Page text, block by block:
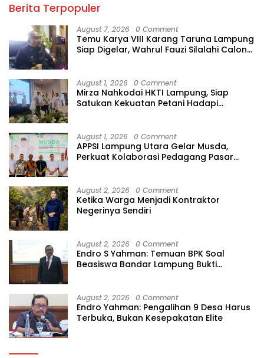
Berita Terpopuler
August 7, 2026 0 Comment
Temu Karya VIII Karang Taruna Lampung
Siap Digelar, Wahrul Fauzi Silalahi Calon
August 1, 2026 0 Comment
Mirza Nahkodai HKTI Lampung, Siap
Satukan Kekuatan Petani Hadapi
August 1, 2026 0 Comment
APPSI Lampung Utara Gelar Musda,
Perkuat Kolaborasi Pedagang Pasar
August 2, 2026 0 Comment
Ketika Warga Menjadi Kontraktor
Negerinya Sendiri
August 2, 2026 0 Comment
Endro S Yahman: Temuan BPK Soal
Beasiswa Bandar Lampung Bukti
August 2, 2026 0 Comment
Endro Yahman: Pengalihan 9 Desa Harus
Terbuka, Bukan Kesepakatan Elite